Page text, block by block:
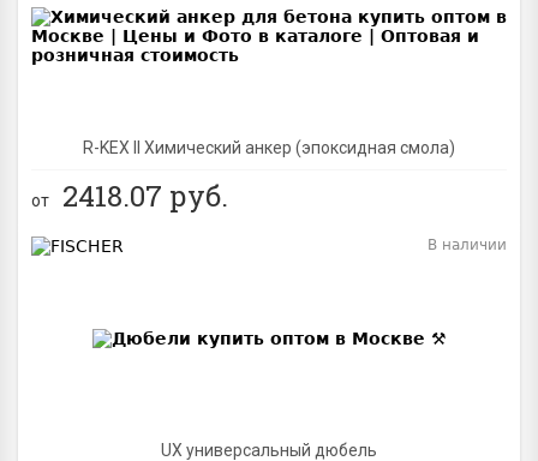
R-KEX II Химический анкер (эпоксидная смола)
от 2418.07 руб.
UX универсальный дюбель
В наличии